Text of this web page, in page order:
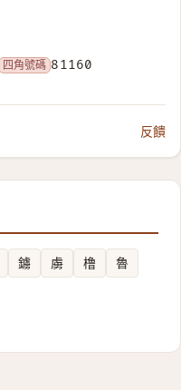
四角號碼 81160
反饋
鐪 虜 橹
魯